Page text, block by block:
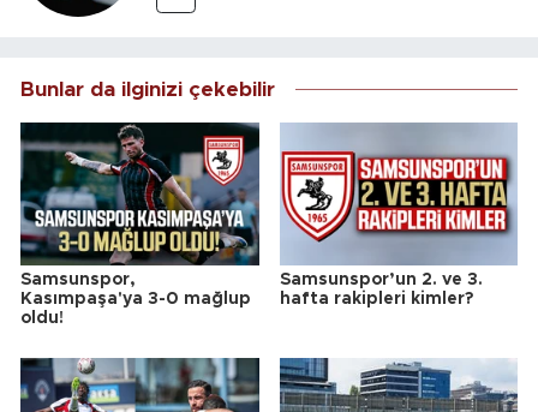
Bunlar da ilginizi çekebilir
Samsunspor,
Kasımpaşa'ya 3-0 mağlup
oldu!
Samsunspor’un 2. ve 3.
hafta rakipleri kimler?